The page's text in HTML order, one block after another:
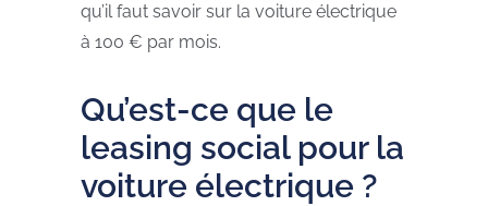
qu’il faut savoir sur la voiture électrique
à 100 € par mois.
Qu’est-ce que le
leasing social pour la
voiture électrique ?